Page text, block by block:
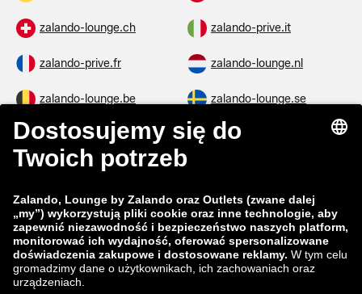
zalando-lounge.ch zalando-prive.it
zalando-prive.fr zalando-lounge.nl
zalando-lounge.be zalando-lounge.se
zalando-lounge.fi zalando-lounge.dk
zalando-lounge.co.uk
zalando-prive.es zalando-lounge.cz
zalando-lounge.lt zalando-lounge.sk
zalando-lounge.ro zalando-lounge.hr